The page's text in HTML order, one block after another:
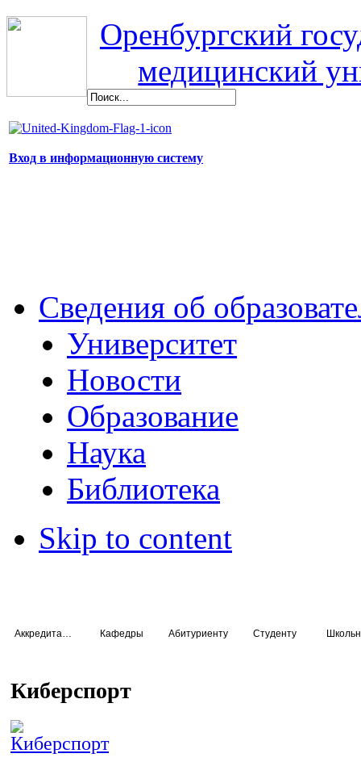
Оренбургский
медицинский
Вход в информационную систему
Сведения об
Университет
Новости
Образование
Наука
Библиотека
Skip to content
Кафедры Абитуриенту Студенту
Киберспорт